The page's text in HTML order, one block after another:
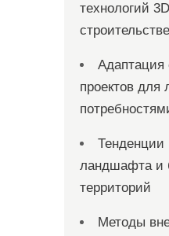
технологий
строительстве
Адаптация
проектов
Тенденции
ландшафта и
территорий
Методы